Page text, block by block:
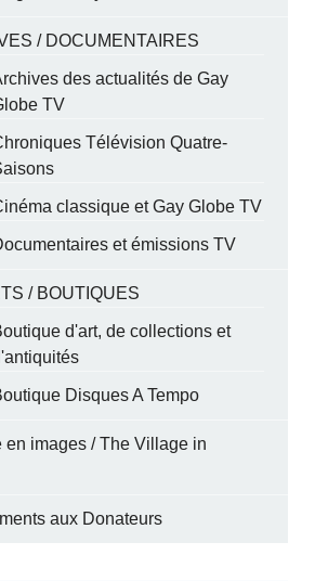
/ DOCUMENTAIRES
des actualités de Gay
TV
Télévision Quatre-
classique et Gay Globe TV
et émissions TV
/ BOUTIQUES
d'art, de collections et
Disques A Tempo
en images / The Village in
aux Donateurs